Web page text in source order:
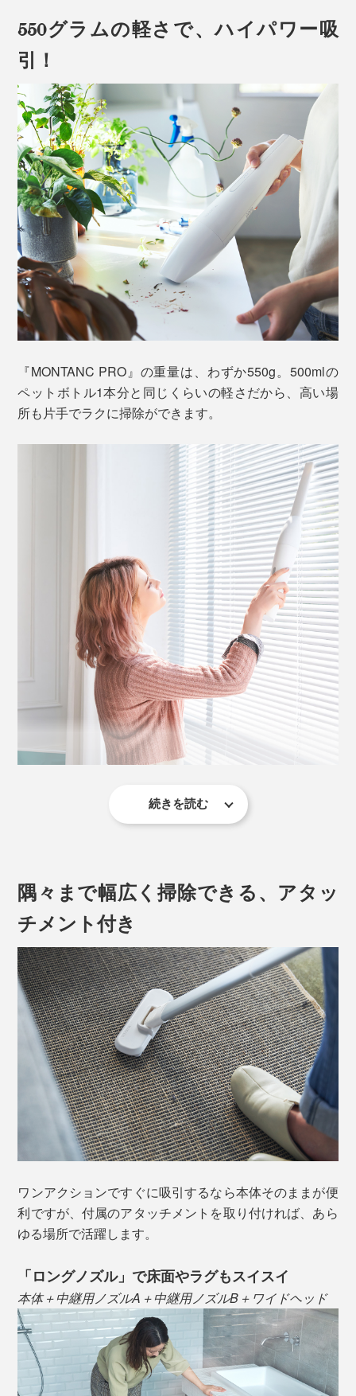
『MONTANC PRO（モンタン プロ）』は、静かに生活
空間へ溶け込むスタイリッシュな佇まいで、リビングや
けるハンディクリーナー。
コードレスタイプだから、棚の上や階段、家具の隙間に
も小回りが利き、サクッと掃除できるから便利！
例えば、ソファで寛ぎながら、食べこぼしたお菓子のカ
吸い取る。パンを切る、コーヒー豆を挽いた時に、飛び
散った粉をすぐ吸い取るといった動作も、ワンアクショ
フロアモップやハンディワイパー、粘着クリーナーより
も手軽に、ピンポイント掃除が完了！こまめな「ちょこ
っと掃除」を重ねれば、気合を入れた掃除の回数をグッ
550グラムの軽さで、ハイパワー吸
引！
『MONTANC PRO』の重量は、わずか550g。500mlの
ペットボトル1本分と同じくらいの軽さだから、高い場
所も片手でラクに掃除ができます。
軽量のハンディクリナーにありがちだった、吸引力不足
ハンディタイプの場合、吸引力は2000〜6000Pa（ゴミ
を吸い込む圧力の単位）が一般的といわれている中、本
品は最大16,900Paというハイパワー。吸気口にiPadを
近づければ、持ち上げられるほどの吸引力です。
（※2023年11月末より、吸引力がさらにパワーアップし
た『MONTANC PRO』に変わりました）
1分間に76,000回転する、独自設計でつくられた120W
のブラシレス直流++モーター（BLDC++）を搭載し、コ
続きを読む
隅々まで幅広く掃除できる、アタッ
チメント付き
ワンアクションですぐに吸引するなら本体そのままが便
利ですが、付属のアタッチメントを取り付ければ、あら
ゆる場所で活躍します。
「ロングノズル」で床面やラグもスイスイ
本体＋中継用ノズルA＋中継用ノズルB＋ワイドヘッド